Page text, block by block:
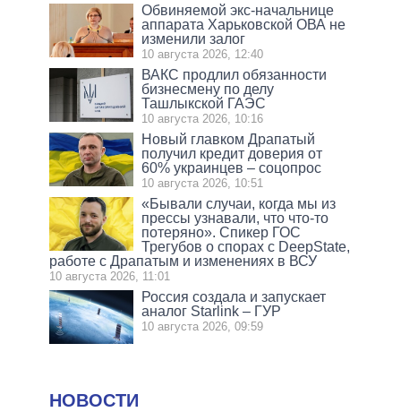
Обвиняемой экс-начальнице
аппарата Харьковской ОВА не
изменили залог
10 августа 2026, 12:40
ВАКС продлил обязанности
бизнесмену по делу
Ташлыкской ГАЭС
10 августа 2026, 10:16
Новый главком Драпатый
получил кредит доверия от
60% украинцев – соцопрос
10 августа 2026, 10:51
«Бывали случаи, когда мы из
прессы узнавали, что что-то
потеряно». Спикер ГОС
Трегубов о спорах с DeepState,
работе с Драпатым и изменениях в ВСУ
10 августа 2026, 11:01
Россия создала и запускает
аналог Starlink – ГУР
10 августа 2026, 09:59
НОВОСТИ